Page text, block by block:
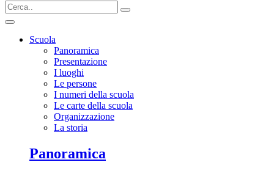
Scuola
Panoramica
Presentazione
I luoghi
Le persone
I numeri della scuola
Le carte della scuola
Organizzazione
La storia
Panoramica